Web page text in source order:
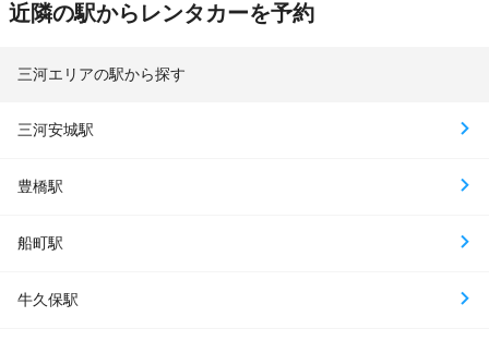
近隣の駅からレンタカーを予約
三河エリアの駅から探す
三河安城駅
豊橋駅
船町駅
牛久保駅